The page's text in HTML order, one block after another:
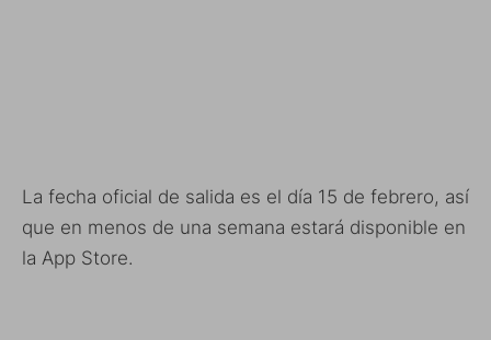
La fecha oficial de salida es el día 15 de febrero, así
que en menos de una semana estará disponible en
la App Store.